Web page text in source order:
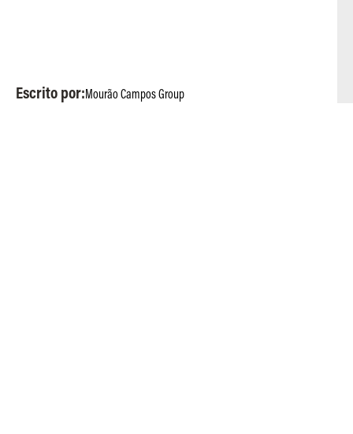
Escrito por:Mourão Campos Group